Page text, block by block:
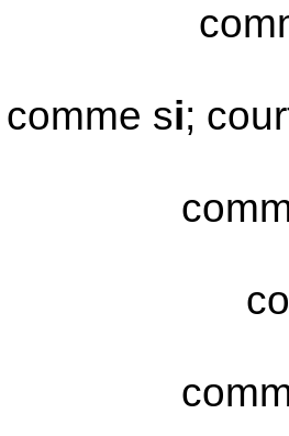
comme si;